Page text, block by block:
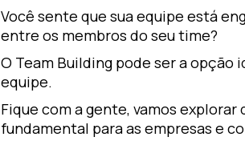
Você sente que sua equipe está
entre os membros do seu time?
O Team Building pode ser a
equipe.
Fique com a gente, vamos
fundamental para as empresas e